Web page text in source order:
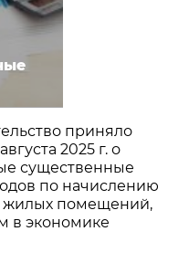
приняло
2025 г. о
существенные
по начислению
жилых помещений,
в экономике